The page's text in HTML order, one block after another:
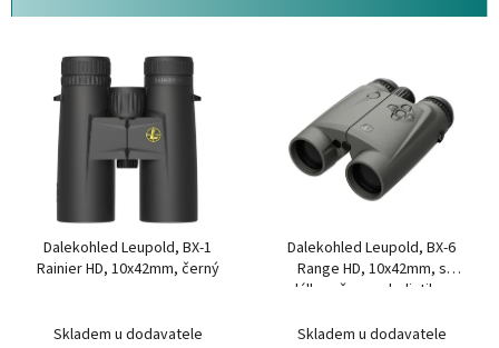
Dalekohled Leupold, BX-1
Rainier HD, 10x42mm, černý
Skladem u dodavatele
Dalekohled Leupold, BX-6
Range HD, 10x42mm, s
dálkoměrem a balistikou
Skladem u dodavatele